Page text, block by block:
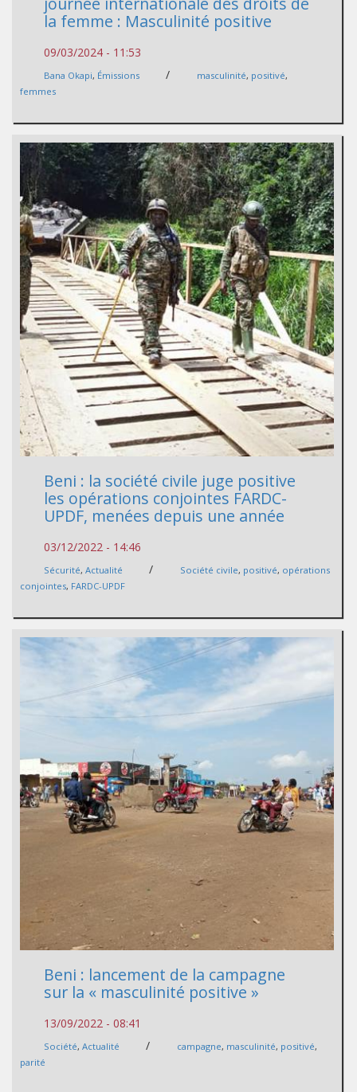
la femme : Masculinité positive
09/03/2024 - 11:53
Bana Okapi, Émissions / masculinité, positivé,
femmes
Beni : la société civile juge positive
les opérations conjointes FARDC-
UPDF, menées depuis une année
03/12/2022 - 14:46
Sécurité, Actualité / Société civile, positivé, opérations
conjointes, FARDC-UPDF
Beni : lancement de la campagne
sur la « masculinité positive »
13/09/2022 - 08:41
Société, Actualité / campagne, masculinité, positivé,
parité